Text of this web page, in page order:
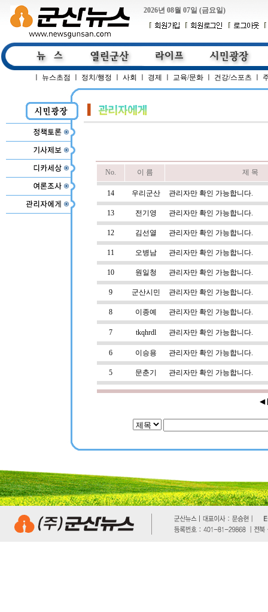
2026년 08월 07일 (금요일)
뉴스초점 정치/행정 사회 경제 교육/문화 건강/스포츠
No. 이 름 제 목
14 우리군산 관리자만 확인 가능합니다.
13 전기영 관리자만 확인 가능합니다.
12 김선열 관리자만 확인 가능합니다.
11 오병남 관리자만 확인 가능합니다.
10 원일청 관리자만 확인 가능합니다.
9 군산시민 관리자만 확인 가능합니다.
8 이종예 관리자만 확인 가능합니다.
7 tkqhrdl 관리자만 확인 가능합니다.
6 이승용 관리자만 확인 가능합니다.
5 문춘기 관리자만 확인 가능합니다.
◀